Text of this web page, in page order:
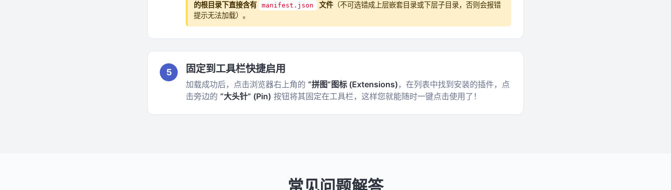
的根目录下直接含有
manifest.json 文件（不可选错成上层嵌套目录或下层子目录，否则会报错
提示无法加载）。
5 固定到工具栏快捷启用
加载成功后，点击浏览器右上角的 “拼图”图标 (Extensions) ，在列表中找到安装的插件，点
击旁边的 “大头针” (Pin) 按钮将其固定在工具栏，这样您就能随时一键点击使用了！